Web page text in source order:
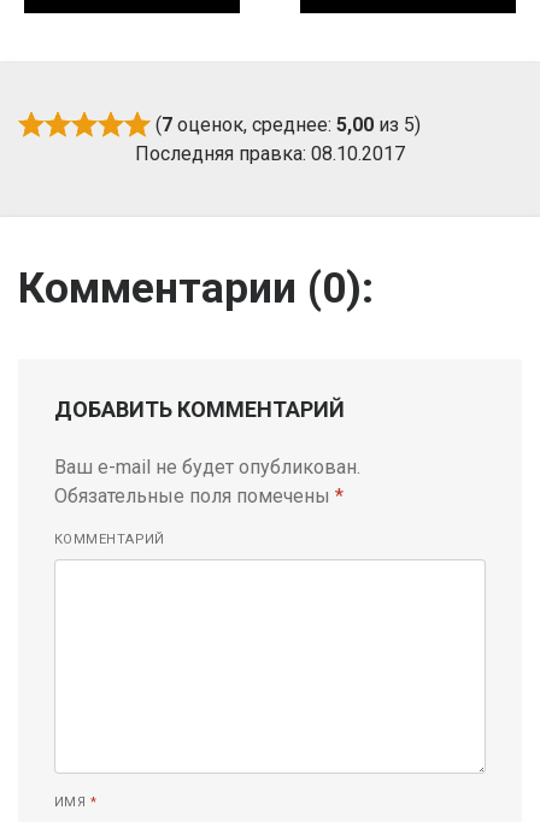
(7 оценок, среднее: 5,00 из 5)
Последняя правка: 08.10.2017
Комментарии (0):
ДОБАВИТЬ КОММЕНТАРИЙ
Ваш e-mail не будет опубликован.
Обязательные поля помечены *
КОММЕНТАРИЙ
ИМЯ *